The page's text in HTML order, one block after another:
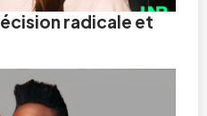
radicale et